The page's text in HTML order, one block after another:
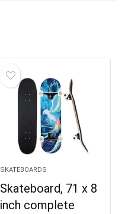
SKATEBOARDS
Skateboard, 71 x 8
inch complete